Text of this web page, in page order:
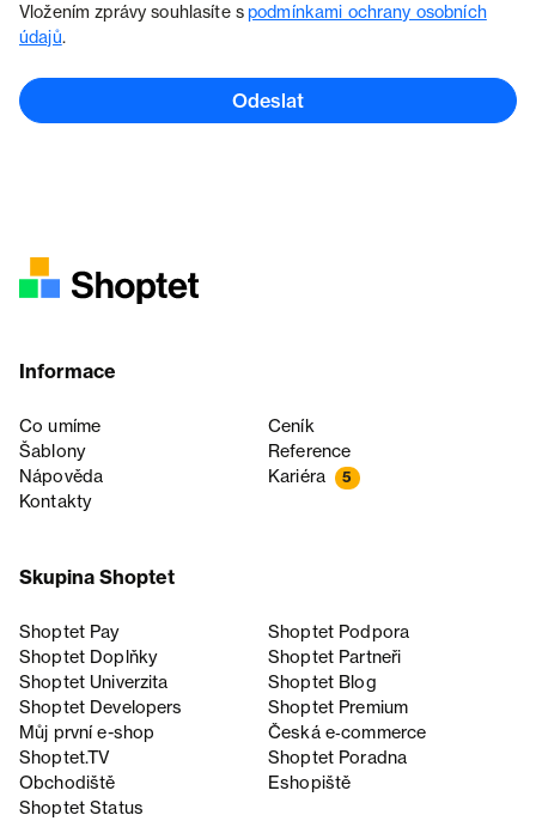
Vložením zprávy souhlasíte spodmínkami ochrany osobních
údajů.
Odeslat
Informace
Co umíme
Ceník
Šablony
Reference
Nápověda
Kariéra 5
Kontakty
Skupina Shoptet
Shoptet Pay
Shoptet Podpora
Shoptet Doplňky
Shoptet Partneři
Shoptet Univerzita
Shoptet Blog
Shoptet Developers
Shoptet Premium
Můj první e-shop
Česká e‑commerce
Shoptet.TV
Shoptet Poradna
Obchodiště
Eshopiště
Shoptet Status